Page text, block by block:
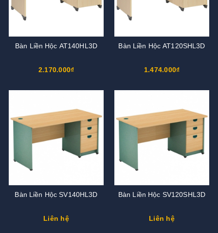
Bàn Liền Hộc AT140HL3D
2.170.000₫
Bàn Liền Hộc AT120SHL3D
1.474.000₫
Bàn Liền Hộc SV140HL3D
Liên hệ
Bàn Liền Hộc SV120SHL3D
Liên hệ